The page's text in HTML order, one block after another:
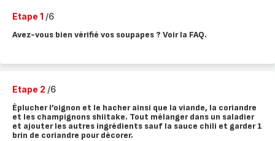
Etape 1 /6
Avez-vous bien vérifié vos soupapes ? Voir la FAQ.
Etape 2 /6
Éplucher l’oignon et le hacher ainsi que la viande, la coriandre
et les champignons shiitake. Tout mélanger dans un saladier
et ajouter les autres ingrédients sauf la sauce chili et garder 1
brin de coriandre pour décorer.